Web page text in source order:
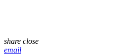
share close
email